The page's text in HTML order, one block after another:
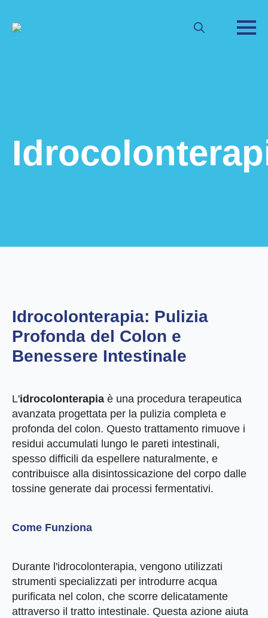
Idrocolonterapia: Pulizia
Profonda del Colon e
Benessere Intestinale
L'idrocolonterapia è una procedura terapeutica
avanzata progettata per la pulizia completa e
profonda del colon. Questo trattamento rimuove i
residui accumulati lungo le pareti intestinali,
spesso difficili da espellere naturalmente, e
contribuisce alla disintossicazione del corpo dalle
tossine generate dai processi fermentativi.
Come Funziona
Durante l'idrocolonterapia, vengono utilizzati
strumenti specializzati per introdurre acqua
purificata nel colon, che scorre delicatamente
attraverso il tratto intestinale. Questa azione aiuta